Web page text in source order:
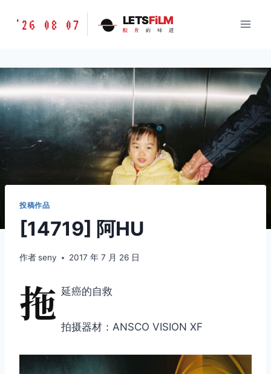
胶
味
道
LETSFILM
'26 08 07 LETSFiLM
胶 片 的 味 道
投稿作品
[14719] 阿HU
作者seny 2017 年 7 月 26 日
拖 延癌的自救
拍摄器材：ANSCO VISION XF